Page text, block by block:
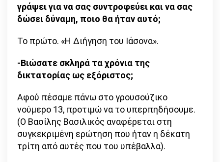
γράψει για να σας συντροφεύει και να σας
δώσει δύναμη, ποιο θα ήταν αυτό;
Το πρώτο. «Η Διήγηση του Ιάσονα».
-Βιώσατε σκληρά τα χρόνια της
δικτατορίας ως εξόριστος;
Αφού πέσαμε πάνω στο γρουσούζικο
νούμερο 13, προτιμώ να το υπερπηδήσουμε.
(Ο Βασίλης Βασιλικός αναφέρεται στη
συγκεκριμένη ερώτηση που ήταν η δέκατη
τρίτη από αυτές που του υπέβαλλα).